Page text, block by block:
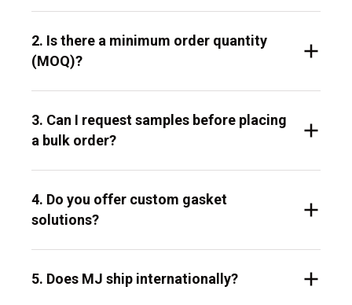
2. Is there a minimum order quantity
(MOQ)?
3. Can I request samples before placing
a bulk order?
4. Do you offer custom gasket
solutions?
5. Does MJ ship internationally?